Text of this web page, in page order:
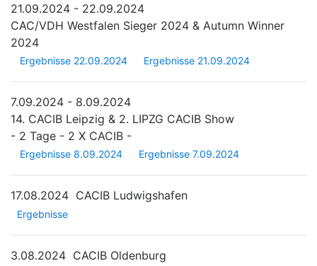
21.09.2024 - 22.09.2024
CAC/VDH Westfalen Sieger 2024 & Autumn Winner
2024
Ergebnisse 22.09.2024 Ergebnisse 21.09.2024
7.09.2024 - 8.09.2024
14. CACIB Leipzig & 2. LIPZG CACIB Show
- 2 Tage - 2 X CACIB -
Ergebnisse 8.09.2024 Ergebnisse 7.09.2024
17.08.2024 CACIB Ludwigshafen
Ergebnisse
3.08.2024 CACIB Oldenburg